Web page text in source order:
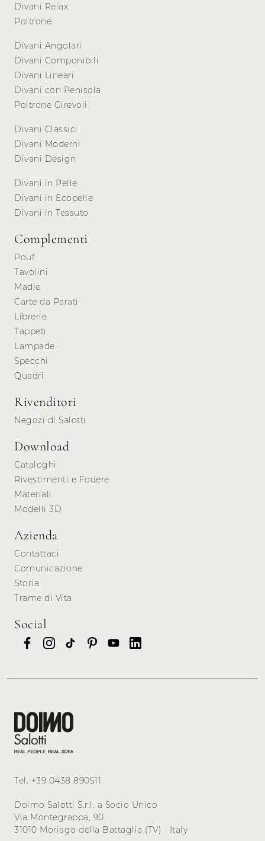
Divani Relax
Poltrone
Divani Angolari
Divani Componibili
Divani Lineari
Divani con Penisola
Poltrone Girevoli
Divani Classici
Divani Moderni
Divani Design
Divani in Pelle
Divani in Ecopelle
Divani in Tessuto
Complementi
Pouf
Tavolini
Madie
Carte da Parati
Librerie
Tappeti
Lampade
Specchi
Quadri
Rivenditori
Negozi di Salotti
Download
Cataloghi
Rivestimenti e Fodere
Materiali
Modelli 3D
Azienda
Contattaci
Comunicazione
Storia
Trame di Vita
Social
Tel. +39 0438 890511
Doimo Salotti S.r.l. a Socio Unico
Via Montegrappa, 90
31010 Moriago della Battaglia (TV) - Italy